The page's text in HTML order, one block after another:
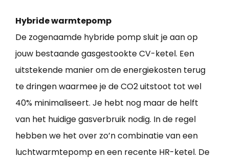
Hybride warmtepomp
De zogenaamde hybride pomp sluit je aan op
jouw bestaande gasgestookte CV-ketel. Een
uitstekende manier om de energiekosten terug
te dringen waarmee je de CO2 uitstoot tot wel
40% minimaliseert. Je hebt nog maar de helft
van het huidige gasverbruik nodig. In de regel
hebben we het over zo’n combinatie van een
luchtwarmtepomp en een recente HR-ketel. De